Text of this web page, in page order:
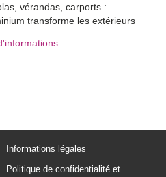
vérandas, carports :
transforme les extérieurs
Informations légales
Politique de confidentialité et